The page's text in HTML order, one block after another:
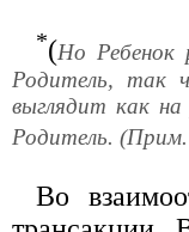
*(Но Ребенок
Родитель, так
выглядит как на
Родитель.
Во